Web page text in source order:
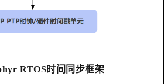
RTOS时间同步框架